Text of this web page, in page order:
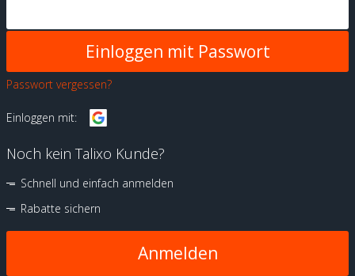
Passwort vergessen?
Einloggen mit:
Noch kein Talixo Kunde?
Schnell und einfach anmelden
Rabatte sichern
Anmelden